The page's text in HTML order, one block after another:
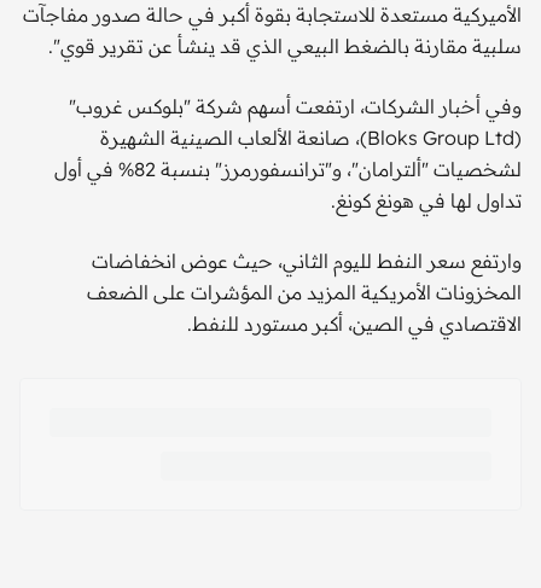
الأميركية مستعدة للاستجابة بقوة أكبر في حالة صدور مفاجآت
سلبية مقارنة بالضغط البيعي الذي قد ينشأ عن تقرير قوي".
وفي أخبار الشركات، ارتفعت أسهم شركة "بلوكس غروب"
(Bloks Group Ltd)، صانعة الألعاب الصينية الشهيرة
لشخصيات "ألترامان"، و"ترانسفورمرز" بنسبة 82% في أول
تداول لها في هونغ كونغ.
وارتفع سعر النفط لليوم الثاني، حيث عوض انخفاضات
المخزونات الأمريكية المزيد من المؤشرات على الضعف
الاقتصادي في الصين، أكبر مستورد للنفط.